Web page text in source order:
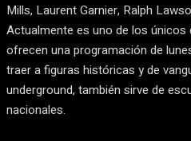
Mills, Laurent Garnier, Ralph
Actualmente es uno de los únicos
ofrecen una programación de
traer a figuras históricas y de
underground, también sirve de
nacionales.